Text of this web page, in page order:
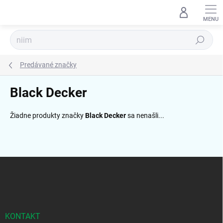
Hľadať
Predávané značky
Black Decker
Žiadne produkty značkyBlack Deckersa nenašli...
KONTAKT